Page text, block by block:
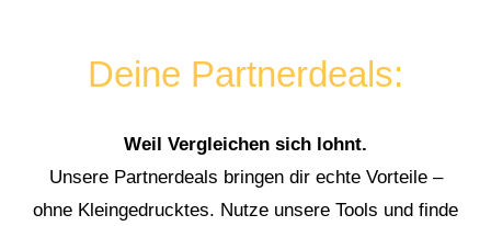
Deine Partnerdeals:
Weil Vergleichen sich lohnt.
Unsere Partnerdeals bringen dir echte Vorteile –
ohne Kleingedrucktes. Nutze unsere Tools und finde